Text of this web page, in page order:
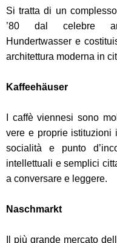
Si tratta di un
’80 dal celebre
Hundertwasser e
architettura moderna in
Kaffeehäuser
I caffè viennesi sono
vere e proprie istituzioni
socialità e punto
intellettuali e semplici
a conversare e leggere.
Naschmarkt
Il più grande mercato